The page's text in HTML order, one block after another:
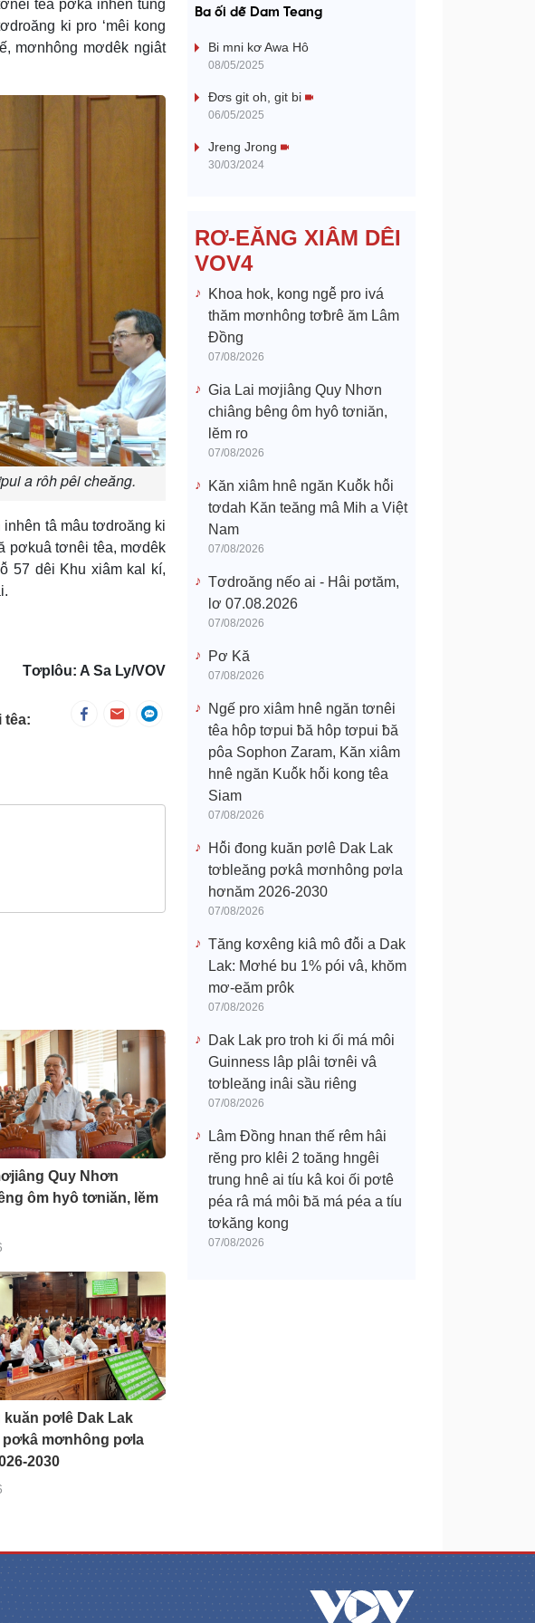
têa pơkâ inhên tung
ki pro ‘mêi kong
mơnhông mơdêk ngiât
a rôh pêi cheăng.
tâ mâu tơdroăng ki
pơkuâ tơnêi têa, mơdêk
57 dêi Khu xiâm kal kí,
Tơplôu: A Sa Ly/VOV
têa:
Quy Nhơn
ôm hyô tơniăn, lĕm
kuăn pơlê Dak Lak
mơnhông pơla
2030
a
y
V
o
Ba ối dê̆ Dam Teang
Bi mni kơ Awa Hô
08/05/2025
Đơs git oh, git bi
06/05/2025
Jreng Jrong
30/03/2024
RƠ-EĂNG XIÂM DÊI
VOV4
Khoa hok, kong ngê̆ pro ivá
thăm mơnhông tơƀrê ăm Lâm
Đồng
07/08/2026
Gia Lai mơjiâng Quy Nhơn
chiâng bêng ôm hyô tơniăn,
lĕm ro
07/08/2026
Kăn xiâm hnê ngăn Kuô̆k hô̆i
tơdah Kăn teăng mâ Mih a Việt
Nam
07/08/2026
Tơdroăng nếo ai - Hâi pơtăm,
lơ 07.08.2026
07/08/2026
Pơ Kă
07/08/2026
Ngế pro xiâm hnê ngăn tơnêi
têa hôp tơpui ƀă hôp tơpui ƀă
pôa Sophon Zaram, Kăn xiâm
hnê ngăn Kuô̆k hô̆i kong têa
Siam
07/08/2026
Hô̆i đong kuăn pơlê Dak Lak
tơbleăng pơkâ mơnhông pơla
hơnăm 2026-2030
07/08/2026
Tăng kơxêng kiâ mô đô̆i a Dak
Lak: Mơhé bu 1% pói vâ, khŏm
mơ-eăm prôk
07/08/2026
Dak Lak pro troh ki ối má môi
Guinness lâp plâi tơnêi vâ
tơbleăng inâi sầu riêng
07/08/2026
Lâm Đồng hnan thế rêm hâi
rĕng pro klêi 2 toăng hngêi
trung hnê ai tíu kâ koi ối pơtê
péa râ má môi ƀă má péa a tíu
tơkăng kong
07/08/2026